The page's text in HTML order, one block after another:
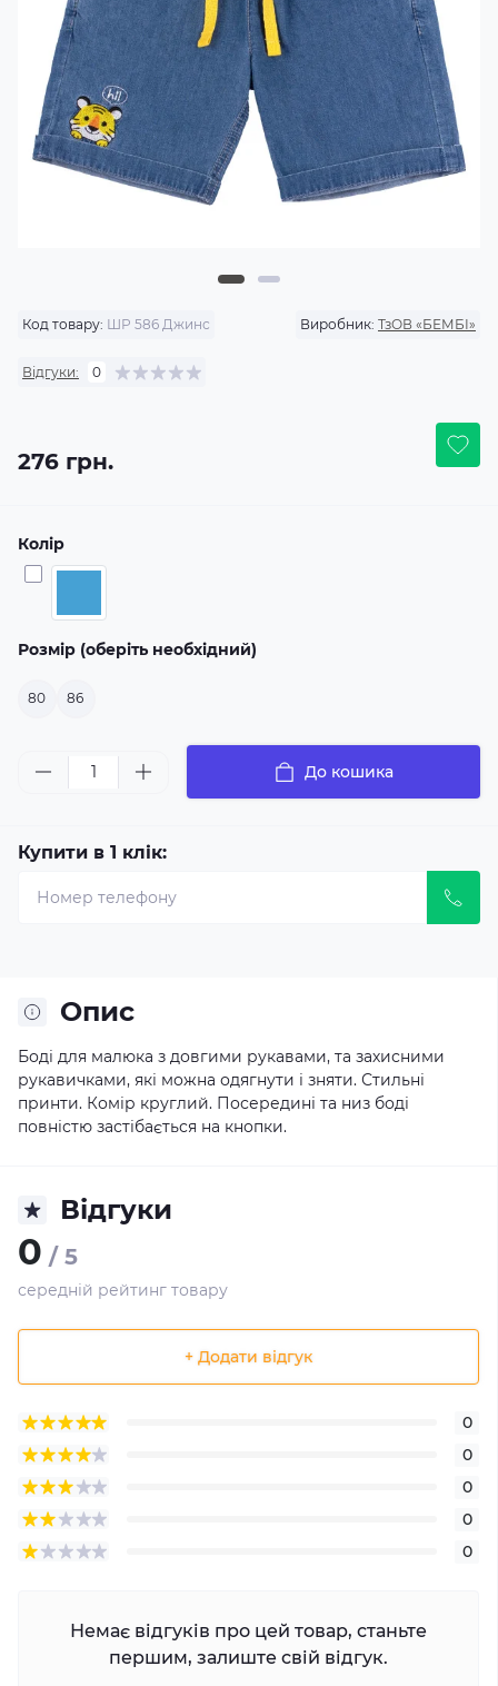
Код товару: ШР 586 Джинс Виробник: ТзОВ «БЕМБІ»
Відгуки: 0
276 грн.
Колір
Розмір (оберіть необхідний)
80 86
До кошика
Купити в 1 клік:
Опис
Боді для малюка з довгими рукавами, та захисними
рукавичками, які можна одягнути і зняти. Стильні
принти. Комір круглий. Посередині та низ боді
повністю застібається на кнопки.
Відгуки
0 / 5
середній рейтинг товару
+ Додати відгук
0
0
0
0
0
Немає відгуків про цей товар, станьте
першим, залиште свій відгук.